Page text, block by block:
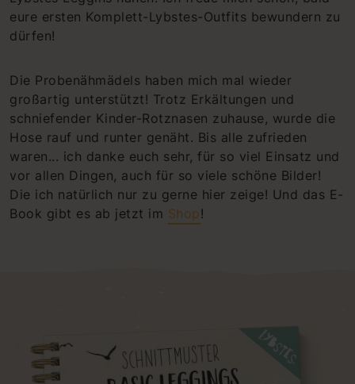
eure ersten Komplett-Lybstes-Outfits bewundern zu
dürfen!
Die Probenähmädels haben mich mal wieder
großartig unterstützt! Trotz Erkältungen und
schniefender Kinder-Rotznasen zuhause, wurde die
Hose rauf und runter genäht. Bis alle zufrieden
waren... ich danke euch sehr, für so viel Einsatz und
vor allen Dingen, auch für so viele schöne Bilder!
Die ich natürlich nur zu gerne hier zeige! Und das E-
Book gibt es ab jetzt im Shop!